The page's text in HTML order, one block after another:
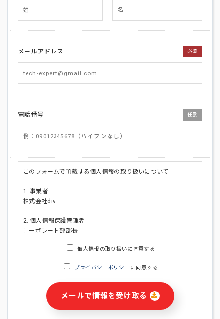
メールアドレス 必須
電話番号 任意
このフォームで頂戴する個人情報の取り扱いについて
1. 事業者
株式会社div
2. 個人情報保護管理者
コーポレート部部長
・ご請求された資料の送付のため
・本サービス及び本サービスに関連する情報(当社及び第三者の
サービス又は商品等の広告配信・宣伝を含みますが、それらに
個人情報の取り扱いに同意する
プライバシーポリシーに同意する
メールで情報を受け取る